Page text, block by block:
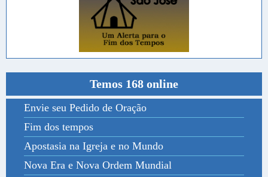
Temos 168 online
Envie seu Pedido de Oração
Fim dos tempos
Apostasia na Igreja e no Mundo
Nova Era e Nova Ordem Mundial